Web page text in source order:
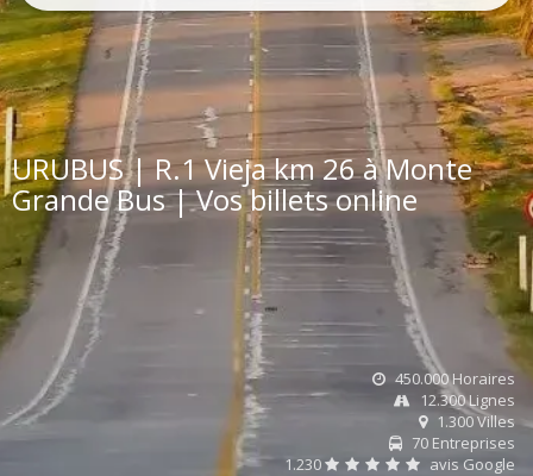
URUBUS | R.1 Vieja km 26 à Monte
Grande Bus | Vos billets online
450.000 Horaires
12.300 Lignes
1.300 Villes
70 Entreprises
1.230
avis Google